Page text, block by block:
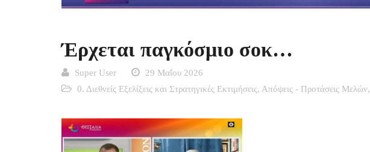
Έρχεται παγκόσμιο σοκ…
Super User
29 Μαΐου 2026
0. Διεθνείς Εξελίξεις και Στρατηγικές Εκτιμήσεις, Απόψεις - Προτάσεις Μελών,